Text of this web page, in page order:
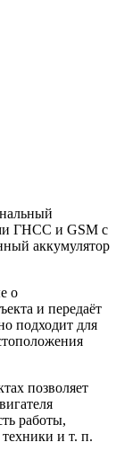
ГНСС и GSM с
аккумулятор
о
и передаёт
подходит для
позволяет
работы,
и т. п.